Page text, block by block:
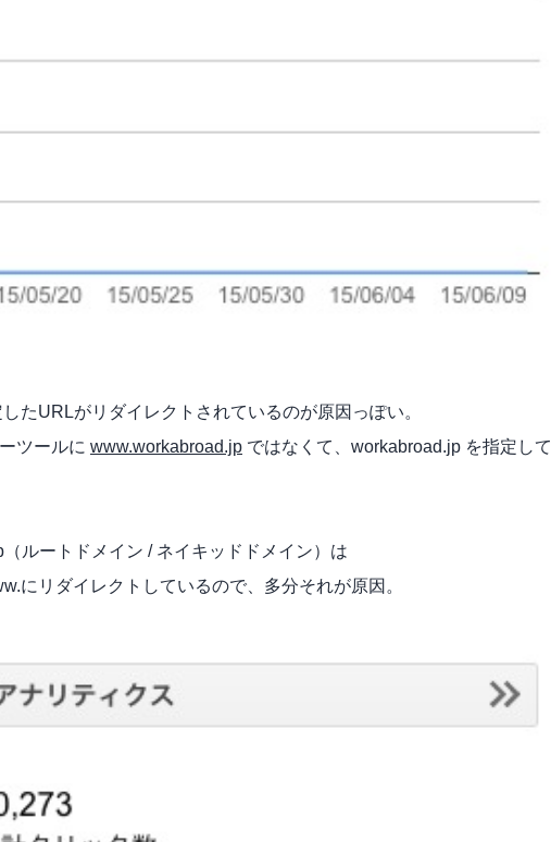
たURLがリダイレクトされているのが原因っぽい。
ツールに www.workabroad.jp ではなくて、workabroad.jp を指定して
ルートドメイン / ネイキッドドメイン）は
にリダイレクトしているので、多分それが原因。